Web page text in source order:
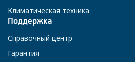
Климатическая техника
Поддержка
Справочный центр
Гарантия